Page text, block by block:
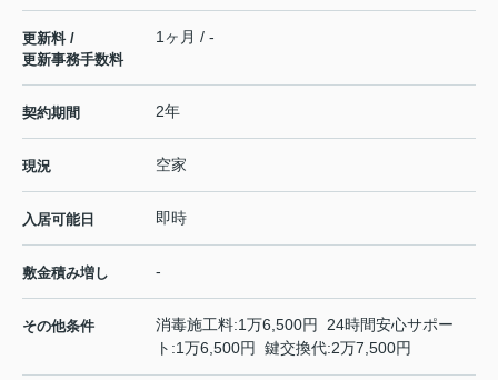
更新料 /
更新事務手数料
1ヶ月 / -
契約期間 2年
現況 空家
入居可能日 即時
敷金積み増し -
その他条件
消毒施工料:1万6,500円 24時間安心サポー
ト:1万6,500円 鍵交換代:2万7,500円